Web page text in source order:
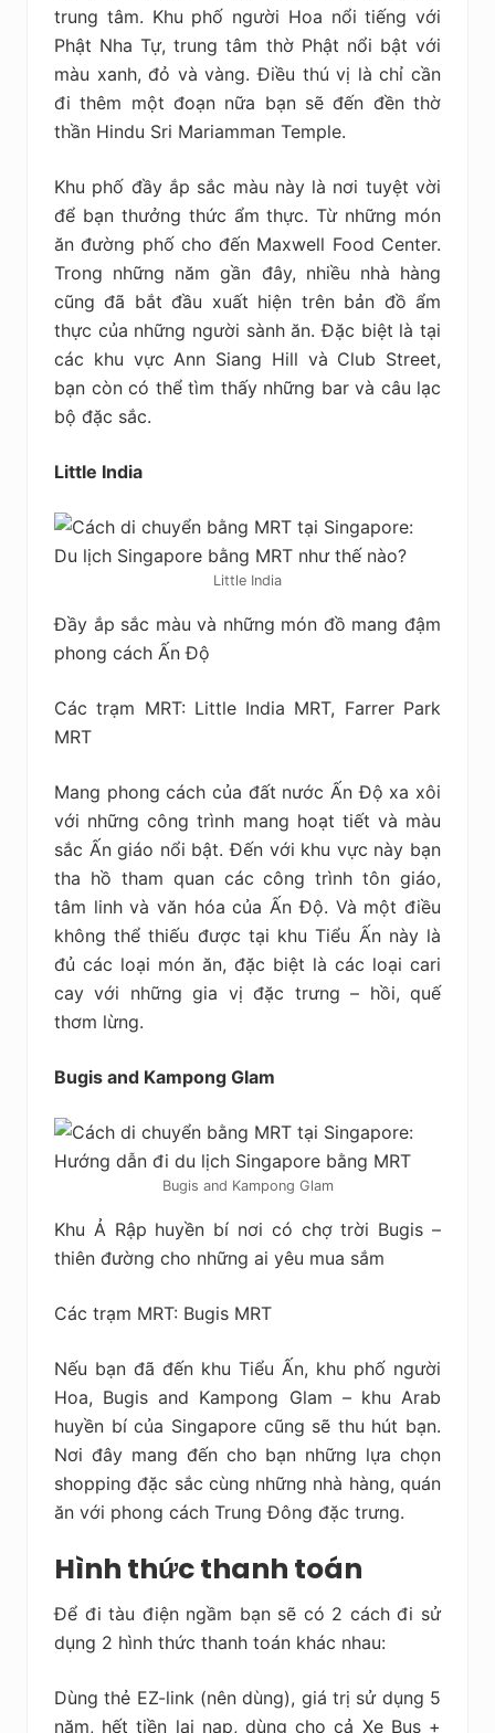
trung tâm. Khu phố người Hoa nổi tiếng với
Phật Nha Tự, trung tâm thờ Phật nổi bật với
màu xanh, đỏ và vàng. Điều thú vị là chỉ cần
đi thêm một đoạn nữa bạn sẽ đến đền thờ
thần Hindu Sri Mariamman Temple.
Khu phố đầy ắp sắc màu này là nơi tuyệt vời
để bạn thưởng thức ẩm thực. Từ những món
ăn đường phố cho đến Maxwell Food Center.
Trong những năm gần đây, nhiều nhà hàng
cũng đã bắt đầu xuất hiện trên bản đồ ẩm
thực của những người sành ăn. Đặc biệt là tại
các khu vực Ann Siang Hill và Club Street,
bạn còn có thể tìm thấy những bar và câu lạc
bộ đặc sắc.
Little India
Little India
Đầy ắp sắc màu và những món đồ mang đậm
phong cách Ấn Độ
Các trạm MRT: Little India MRT, Farrer Park
MRT
Mang phong cách của đất nước Ấn Độ xa xôi
với những công trình mang hoạt tiết và màu
sắc Ấn giáo nổi bật. Đến với khu vực này bạn
tha hồ tham quan các công trình tôn giáo,
tâm linh và văn hóa của Ấn Độ. Và một điều
không thể thiếu được tại khu Tiểu Ấn này là
đủ các loại món ăn, đặc biệt là các loại cari
cay với những gia vị đặc trưng – hồi, quế
thơm lừng.
Bugis and Kampong Glam
Bugis and Kampong Glam
Khu Ả Rập huyền bí nơi có chợ trời Bugis –
thiên đường cho những ai yêu mua sắm
Các trạm MRT: Bugis MRT
Nếu bạn đã đến khu Tiểu Ấn, khu phố người
Hoa, Bugis and Kampong Glam – khu Arab
huyền bí của Singapore cũng sẽ thu hút bạn.
Nơi đây mang đến cho bạn những lựa chọn
shopping đặc sắc cùng những nhà hàng, quán
ăn với phong cách Trung Đông đặc trưng.
Hình thức thanh toán
Để đi tàu điện ngầm bạn sẽ có 2 cách đi sử
dụng 2 hình thức thanh toán khác nhau:
Dùng thẻ EZ-link (nên dùng), giá trị sử dụng 5
năm, hết tiền lại nạp, dùng cho cả Xe Bus +